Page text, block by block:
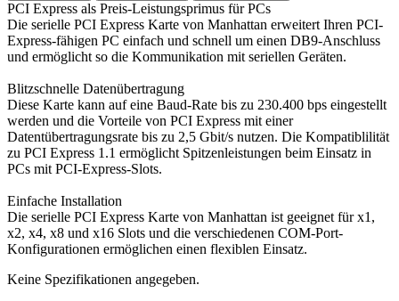
PCI Express als Preis-Leistungsprimus für PCs
Die serielle PCI Express Karte von Manhattan erweitert Ihren PCI-
Express-fähigen PC einfach und schnell um einen DB9-Anschluss
und ermöglicht so die Kommunikation mit seriellen Geräten.
Blitzschnelle Datenübertragung
Diese Karte kann auf eine Baud-Rate bis zu 230.400 bps eingestellt
werden und die Vorteile von PCI Express mit einer
Datentübertragungsrate bis zu 2,5 Gbit/s nutzen. Die Kompatiblilität
zu PCI Express 1.1 ermöglicht Spitzenleistungen beim Einsatz in
PCs mit PCI-Express-Slots.
Einfache Installation
Die serielle PCI Express Karte von Manhattan ist geeignet für x1,
x2, x4, x8 und x16 Slots und die verschiedenen COM-Port-
Konfigurationen ermöglichen einen flexiblen Einsatz.
Keine Spezifikationen angegeben.